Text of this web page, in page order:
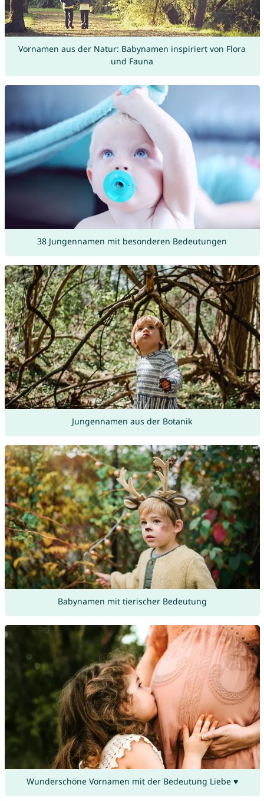
Vornamen aus der Natur: Babynamen inspiriert von Flora
und Fauna
38 Jungennamen mit besonderen Bedeutungen
Jungennamen aus der Botanik
Babynamen mit tierischer Bedeutung
Wunderschöne Vornamen mit der Bedeutung Liebe ♥